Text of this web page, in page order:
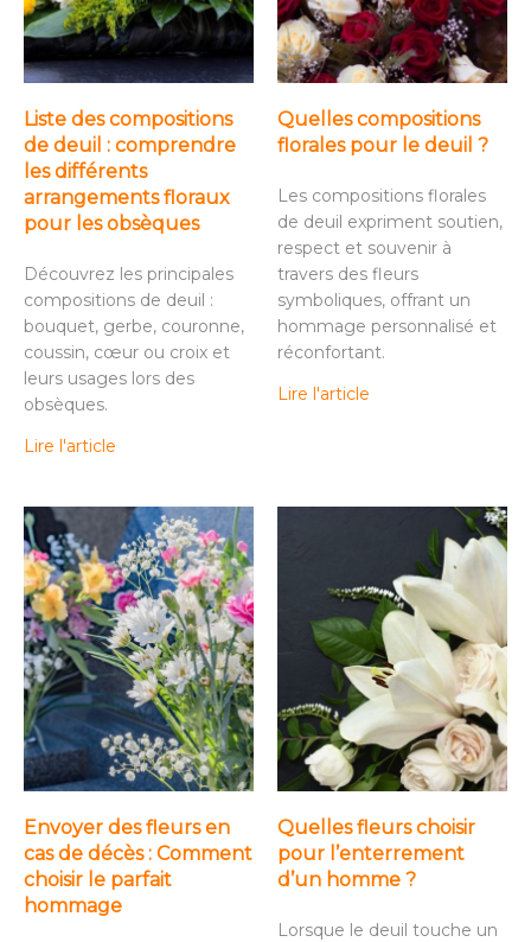
Liste des compositions
de deuil : comprendre
les différents
arrangements floraux
pour les obsèques
Découvrez les principales
compositions de deuil :
bouquet, gerbe, couronne,
coussin, cœur ou croix et
leurs usages lors des
obsèques.
Lire l'article
Quelles compositions
florales pour le deuil ?
Les compositions florales
de deuil expriment soutien,
respect et souvenir à
travers des fleurs
symboliques, offrant un
hommage personnalisé et
réconfortant.
Lire l'article
Envoyer des fleurs en
cas de décès : Comment
choisir le parfait
hommage
Quelles fleurs choisir
pour l’enterrement
d’un homme ?
Lorsque le deuil touche un